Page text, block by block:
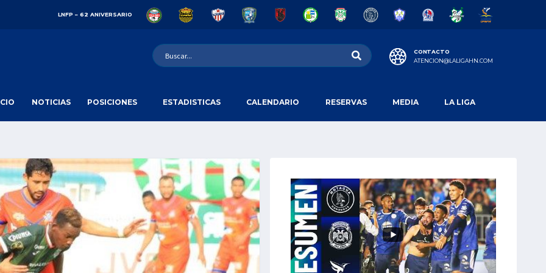
LNFP – 62 ANIVERSARIO
CONTACTO
ATENCION@LALIGAHN.COM
NOTICIAS POSICIONES ESTADISTICAS CALENDARIO RESERVAS MEDIA LA LIGA